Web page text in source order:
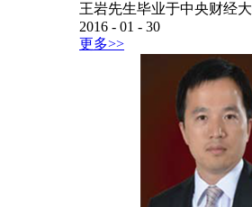
王岩先生毕业于中央财经
2016 - 01 - 30
更多>>